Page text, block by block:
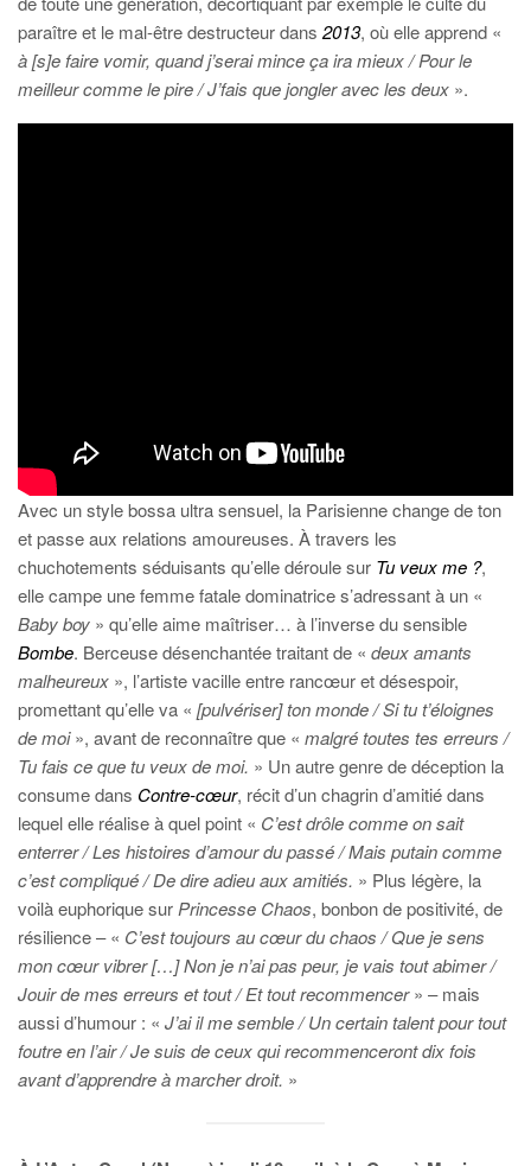
paraître et le mal-être destructeur dans 2013, où elle apprend «
à [s]e faire vomir, quand j’serai mince ça ira mieux / Pour le
meilleur comme le pire / J’fais que jongler avec les deux ».
Avec un style bossa ultra sensuel, la Parisienne change de ton
et passe aux relations amoureuses. À travers les
chuchotements séduisants qu’elle déroule sur Tu veux me ?,
elle campe une femme fatale dominatrice s’adressant à un «
Baby boy » qu’elle aime maîtriser… à l’inverse du sensible
Bombe. Berceuse désenchantée traitant de « deux amants
malheureux », l’artiste vacille entre rancœur et désespoir,
promettant qu’elle va « [pulvériser] ton monde / Si tu t’éloignes
de moi», avant de reconnaître que « malgré toutes tes erreurs /
Tu fais ce que tu veux de moi. » Un autre genre de déception la
consume dans Contre-cœur, récit d’un chagrin d’amitié dans
lequel elle réalise à quel point « C’est drôle comme on sait
enterrer / Les histoires d’amour du passé / Mais putain comme
c’est compliqué / De dire adieu aux amitiés. » Plus légère, la
voilà euphorique sur Princesse Chaos, bonbon de positivité, de
résilience – « C’est toujours au cœur du chaos / Que je sens
mon cœur vibrer […] Non je n’ai pas peur, je vais tout abimer /
Jouir de mes erreurs et tout / Et tout recommencer» – mais
aussi d’humour : « J’ai il me semble / Un certain talent pour tout
foutre en l’air / Je suis de ceux qui recommenceront dix fois
avant d’apprendre à marcher droit. »